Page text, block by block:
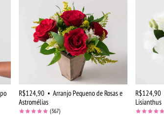
R$124,90 • Arranjo Pequeno de Rosas e
Astromélias
(367)
R$124,90
Lisianthus